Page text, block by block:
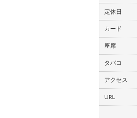
定休日
カード
座席
タバコ
アクセス
URL